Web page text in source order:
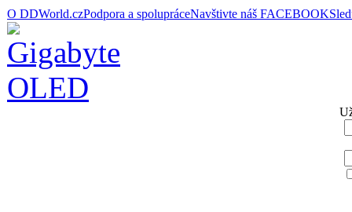
O DDWorld.czPodpora a spolupráceNavštivte náš FACEBOOK